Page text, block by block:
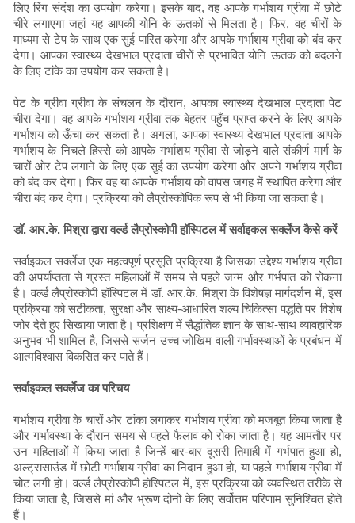
लिए रिंग संदंश का उपयोग करेगा। इसके बाद, वह आपके गर्भाशय ग्रीवा में छोटे
चीरे लगाएगा जहां यह आपकी योनि के ऊतकों से मिलता है। फिर, वह चीरों के
माध्यम से टेप के साथ एक सुई पारित करेगा और आपके गर्भाशय ग्रीवा को बंद कर
देगा। आपका स्वास्थ्य देखभाल प्रदाता चीरों से प्रभावित योनि ऊतक को बदलने
के लिए टांके का उपयोग कर सकता है।
पेट के ग्रीवा ग्रीवा के संचलन के दौरान, आपका स्वास्थ्य देखभाल प्रदाता पेट
चीरा देगा। वह आपके गर्भाशय ग्रीवा तक बेहतर पहुँच प्राप्त करने के लिए आपके
गर्भाशय को ऊँचा कर सकता है। अगला, आपका स्वास्थ्य देखभाल प्रदाता आपके
गर्भाशय के निचले हिस्से को आपके गर्भाशय ग्रीवा से जोड़ने वाले संकीर्ण मार्ग के
चारों ओर टेप लगाने के लिए एक सुई का उपयोग करेगा और अपने गर्भाशय ग्रीवा
को बंद कर देगा। फिर वह या आपके गर्भाशय को वापस जगह में स्थापित करेगा और
चीरा बंद कर देगा। प्रक्रिया को लैप्रोस्कोपिक रूप से भी किया जा सकता है।
डॉ. आर.के. मिश्रा द्वारा वर्ल्ड लैप्रोस्कोपी हॉस्पिटल में सर्वाइकल सर्क्लेज कैसे करें
सर्वाइकल सर्क्लेज एक महत्वपूर्ण प्रसूति प्रक्रिया है जिसका उद्देश्य गर्भाशय ग्रीवा
की अपर्याप्तता से ग्रस्त महिलाओं में समय से पहले जन्म और गर्भपात को रोकना
है। वर्ल्ड लैप्रोस्कोपी हॉस्पिटल में डॉ. आर.के. मिश्रा के विशेषज्ञ मार्गदर्शन में, इस
प्रक्रिया को सटीकता, सुरक्षा और साक्ष्य-आधारित शल्य चिकित्सा पद्धति पर विशेष
जोर देते हुए सिखाया जाता है। प्रशिक्षण में सैद्धांतिक ज्ञान के साथ-साथ व्यावहारिक
अनुभव भी शामिल है, जिससे सर्जन उच्च जोखिम वाली गर्भावस्थाओं के प्रबंधन में
आत्मविश्वास विकसित कर पाते हैं।
सर्वाइकल सर्क्लेज का परिचय
गर्भाशय ग्रीवा के चारों ओर टांका लगाकर गर्भाशय ग्रीवा को मजबूत किया जाता है
और गर्भावस्था के दौरान समय से पहले फैलाव को रोका जाता है। यह आमतौर पर
उन महिलाओं में किया जाता है जिन्हें बार-बार दूसरी तिमाही में गर्भपात हुआ हो,
अल्ट्रासाउंड में छोटी गर्भाशय ग्रीवा का निदान हुआ हो, या पहले गर्भाशय ग्रीवा में
चोट लगी हो। वर्ल्ड लैप्रोस्कोपी हॉस्पिटल में, इस प्रक्रिया को व्यवस्थित तरीके से
किया जाता है, जिससे मां और भ्रूण दोनों के लिए सर्वोत्तम परिणाम सुनिश्चित होते
हैं।